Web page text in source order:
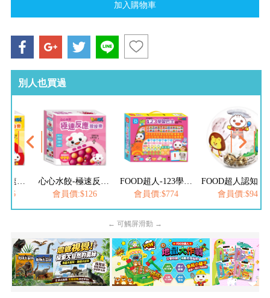
別人也買過
會員價:$126
會員價:$774
會員價:$94
← 可觸屏滑動 →